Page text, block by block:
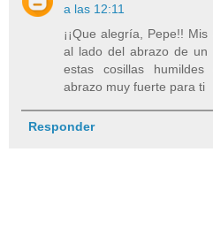
a las 12:11
¡¡Que alegría, Pepe!!
al lado del abrazo de
estas cosillas
abrazo muy fuerte para ti
Responder